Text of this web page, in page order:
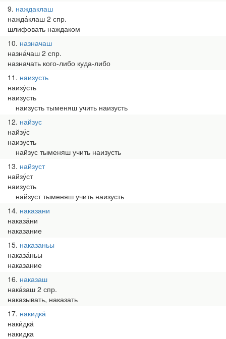
9 наждаклаш
нажда́клаш 2 спр.
шлифовать наждаком
10 назначаш
назна́чаш 2 спр.
назначать кого-либо куда-либо
11 наизусть
наизу́сть
наизусть
наизусть тыменяш учить наизусть
12 найзус
найзу́с
наизусть
найзус тыменяш учить наизусть
13 найзуст
найзу́ст
наизусть
найзуст тыменяш учить наизусть
14 наказани
наказа́ни
наказание
15 наказаньы
наказа́ньы
наказание
16 наказаш
нака́заш 2 спр.
наказывать, наказать
17 накидкӓ
наки́дкӓ
накидка